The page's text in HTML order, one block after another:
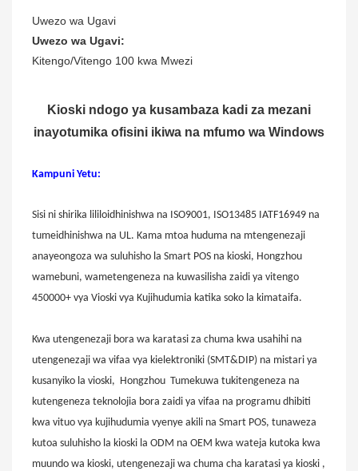
Uwezo wa Ugavi
Uwezo wa Ugavi:
Kitengo/Vitengo 100 kwa Mwezi
Kioski ndogo ya kusambaza kadi za mezani
inayotumika ofisini ikiwa na mfumo wa Windows
Kampuni Yetu:
Sisi ni shirika lililoidhinishwa na ISO9001, ISO13485 IATF16949 na
tumeidhinishwa na UL. Kama mtoa huduma na mtengenezaji
anayeongoza wa suluhisho la Smart POS na kioski, Hongzhou
wamebuni, wametengeneza na kuwasilisha zaidi ya vitengo
450000+ vya Vioski vya Kujihudumia katika soko la kimataifa.
Kwa utengenezaji bora wa karatasi za chuma kwa usahihi na
utengenezaji wa vifaa vya kielektroniki (SMT&DIP) na mistari ya
kusanyiko la vioski, Hongzhou Tumekuwa tukitengeneza na
kutengeneza teknolojia bora zaidi ya vifaa na programu dhibiti
kwa vituo vya kujihudumia vyenye akili na Smart POS, tunaweza
kutoa suluhisho la kioski la ODM na OEM kwa wateja kutoka kwa
muundo wa kioski, utengenezaji wa chuma cha karatasi ya kioski ,